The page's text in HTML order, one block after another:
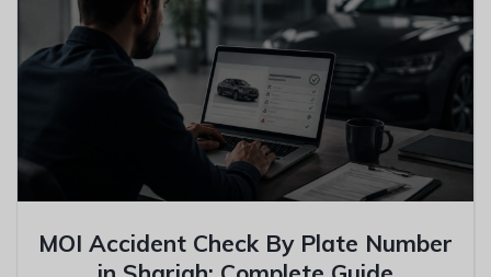
MOI Accident Check By Plate Number